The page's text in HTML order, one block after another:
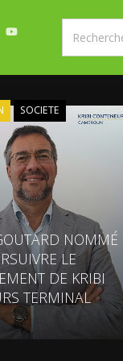
SOCIETE
NOMMÉ
LE
DE KRIBI
TERMINAL